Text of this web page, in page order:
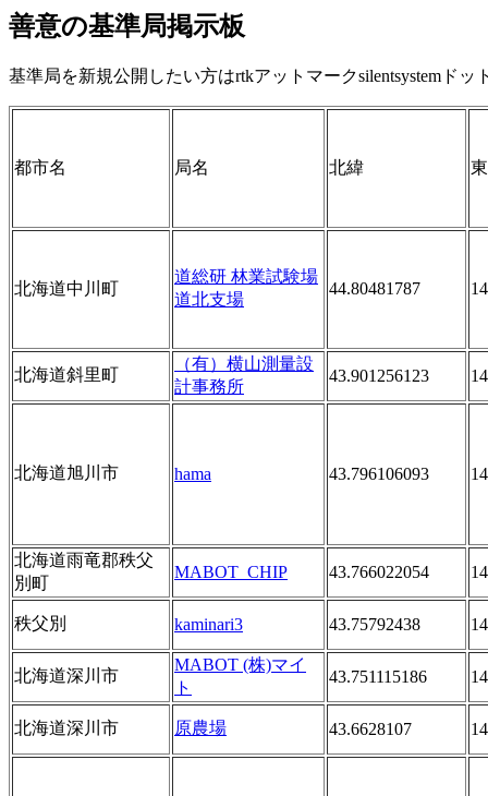
善意の基準局掲示板
基準局を新規公開したい方はrtkアットマークsilentsystemド
都市名 局名 北緯
北海道中川町
道総研 林業試験場
道北支場
44.80481787
北海道斜里町
（有）横山測量設
計事務所
43.901256123
北海道旭川市 hama 43.796106093
北海道雨竜郡秩父
別町
MABOT_CHIP 43.766022054
秩父別 kaminari3 43.75792438
北海道深川市
MABOT (株)マイ
ト
43.751115186
北海道深川市 原農場 43.6628107